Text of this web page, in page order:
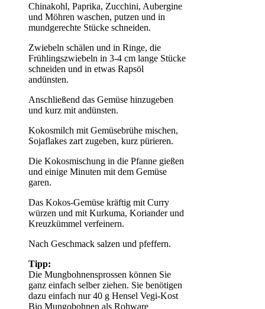
Chinakohl, Paprika, Zucchini, Aubergine
und Möhren waschen, putzen und in
mundgerechte Stücke schneiden.
Zwiebeln schälen und in Ringe, die
Frühlingszwiebeln in 3-4 cm lange Stücke
schneiden und in etwas Rapsöl
andünsten.
Anschließend das Gemüse hinzugeben
und kurz mit andünsten.
Kokosmilch mit Gemüsebrühe mischen,
Sojaflakes zart zugeben, kurz pürieren.
Die Kokosmischung in die Pfanne gießen
und einige Minuten mit dem Gemüse
garen.
Das Kokos-Gemüse kräftig mit Curry
würzen und mit Kurkuma, Koriander und
Kreuzkümmel verfeinern.
Nach Geschmack salzen und pfeffern.
Tipp:
Die Mungbohnensprossen können Sie
ganz einfach selber ziehen. Sie benötigen
dazu einfach nur 40 g Hensel Vegi-Kost
Bio Mungobohnen als Rohware